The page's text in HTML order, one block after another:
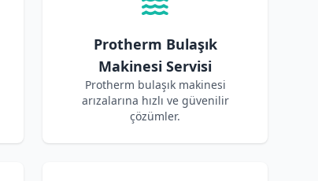
Protherm Bulaşık
Makinesi Servisi
Protherm bulaşık makinesi
arızalarına hızlı ve güvenilir
çözümler.